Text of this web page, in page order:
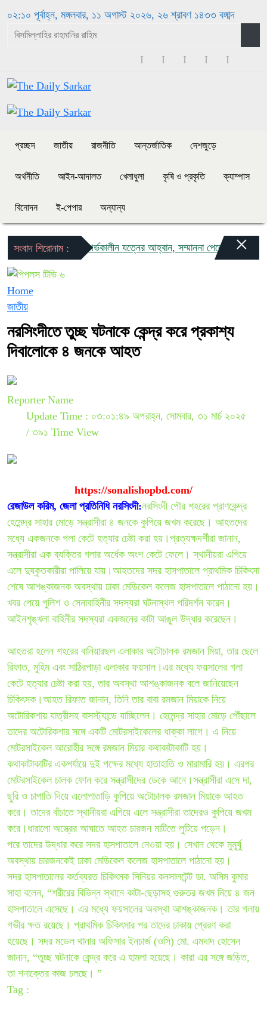
০২:১০ পূর্বাহ্ন, মঙ্গলবার, ১১ অগাস্ট ২০২৬, ২৬ শ্রাবণ ১৪৩৩ বঙ্গাব্দ
প্রচ্ছদ জাতীয় রাজনীতি আন্তর্জাতিক দেশজুড়ে
অর্থনীতি আইন-আদালত খেলাধুলা কৃষি ও প্রকৃতি ক্যাম্পাস
বিনোদন ই-পেপার অন্যান্য
সংবাদ শিরোনাম :
নিরাপদ মাতৃত্বে গর্ভকালীন যত্নের আহ্বান, সম্মাননা পেলেন ১২০ মা
×
Home
জাতীয়
নরসিংদীতে তুচ্ছ ঘটনাকে কেন্দ্র করে প্রকাশ্য
দিবালোকে ৪ জনকে আহত
Reporter Name
Update Time : ০৩:০১:৪৯ অপরাহ্ন, সোমবার, ৩১ মার্চ ২০২৫
/ ৩৯১ Time View
https://sonalishopbd.com/
রেজাউল করিম, জেলা প্রতিনিধি নরসিংদী:নরসিংদী পৌর শহরের প্রাণকেন্দ্র
হেমেন্দ্র সাহার মোড়ে সন্ত্রাসীরা ৪ জনকে কুপিয়ে জখম করেছে। আহতদের
মধ্যে একজনকে গলা কেটে হত্যার চেষ্টা করা হয়।প্রত্যক্ষদর্শীরা জানান,
সন্ত্রাসীরা এক ব্যক্তির গলার অর্ধেক অংশ কেটে ফেলে। স্থানীয়রা এগিয়ে
এলে দুষ্কৃতকারীরা পালিয়ে যায়।আহতদের সদর হাসপাতালে প্রাথমিক চিকিৎসা
শেষে আশঙ্কাজনক অবস্থায় ঢাকা মেডিকেল কলেজ হাসপাতালে পাঠানো হয়।
খবর পেয়ে পুলিশ ও সেনাবাহিনীর সদস্যরা ঘটনাস্থল পরিদর্শন করেন।
আইনশৃঙ্খলা বাহিনীর সদস্যরা একজনের কাটা আঙুল উদ্ধার করেছেন।
আহতরা হলেন শহরের বানিয়ারছল এলাকার অটোচালক রমজান মিয়া, তার ছেলে
রিফাত, মুহিম এবং সাঠিরপাড়া এলাকার ফয়সাল।এর মধ্যে ফয়সালের গলা
কেটে হত্যার চেষ্টা করা হয়, তার অবস্থা আশঙ্কাজনক বলে জানিয়েছেন
চিকিৎসক।আহত রিফাত জানান, তিনি তার বাবা রমজান মিয়াকে নিয়ে
অটোরিকশায় যাত্রীসহ বাসস্ট্যান্ডে যাচ্ছিলেন। হেমেন্দ্র সাহার মোড়ে পৌঁছালে
তাদের অটোরিকশার সঙ্গে একটি মোটরসাইকেলের ধাক্কা লাগে। এ নিয়ে
মোটরসাইকেল আরোহীর সঙ্গে রমজান মিয়ার কথাকাটাকাটি হয়।
কথাকাটাকাটির একপর্যায়ে দুই পক্ষের মধ্যে হাতাহাতি ও মারামারি হয়। এরপর
মোটরসাইকেল চালক ফোন করে সন্ত্রাসীদের ডেকে আনে।সন্ত্রাসীরা এসে দা,
ছুরি ও চাপাতি দিয়ে এলোপাতাড়ি কুপিয়ে অটোচালক রমজান মিয়াকে আহত
করে। তাদের বাঁচাতে স্থানীয়রা এগিয়ে এলে সন্ত্রাসীরা তাদেরও কুপিয়ে জখম
করে।ধারালো অস্ত্রের আঘাতে আহত চারজন মাটিতে লুটিয়ে পড়েন।
পরে তাদের উদ্ধার করে সদর হাসপাতালে নেওয়া হয়। সেখান থেকে মুমূর্ষু
অবস্থায় চারজনকেই ঢাকা মেডিকেল কলেজ হাসপাতালে পাঠানো হয়।
সদর হাসপাতালের কর্তব্যরত চিকিৎসক সিনিয়র কনসালটেন্ট ডা. অসিম কুমার
সাহা বলেন, “শরীরের বিভিন্ন স্থানে কাটা-ছেড়াসহ গুরুতর জখম নিয়ে ৪ জন
হাসপাতালে এসেছে। এর মধ্যে ফয়সালের অবস্থা আশঙ্কাজনক। তার গলায়
গভীর ক্ষত রয়েছে। প্রাথমিক চিকিৎসার পর তাদের ঢাকায় প্রেরণ করা
হয়েছে। সদর মডেল থানার অফিসার ইনচার্জ (ওসি) মো. এমদাদ হোসেন
জানান, “তুচ্ছ ঘটনাকে কেন্দ্র করে এ হামলা হয়েছে। কারা এর সঙ্গে জড়িত,
তা শনাক্তের কাজ চলছে। ”
Tag :